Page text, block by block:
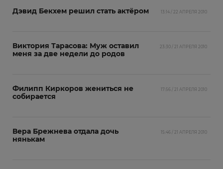
13:14 / 22 АПРЕЛЯ 2010
Дэвид Бекхем решил стать актёром
23:30 / 21 АПРЕЛЯ 2010
Виктория Тарасова: Муж оставил
меня за две недели до родов
17:56 / 21 АПРЕЛЯ 2010
Филипп Киркоров жениться не
собирается
15:46 / 21 АПРЕЛЯ 2010
Вера Брежнева отдала дочь
нянькам